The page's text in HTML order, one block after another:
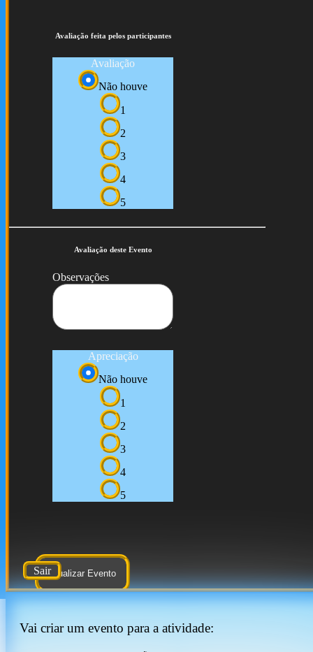
Avaliação feita pelos participantes
Avaliação
Não houve
1
2
3
4
5
Avaliação deste Evento
Observações
Apreciação
Não houve
1
2
3
4
5
Atualizar Evento
Sair
Vai criar um evento para a atividade: